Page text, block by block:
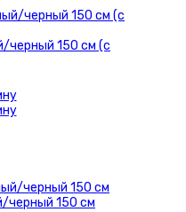
черный 150 см (с
черный 150 см